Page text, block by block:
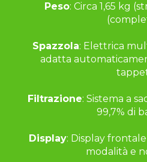
Peso: Circa 1,65 kg
Spazzola: Elettrica
adatta
Filtrazione: Sistema a
99,7% di
Display: Display
modalità e